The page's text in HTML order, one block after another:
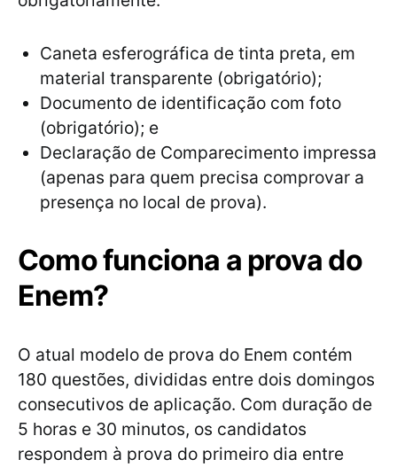
Caneta esferográfica de tinta preta, em
material transparente (obrigatório);
Documento de identificação com foto
(obrigatório); e
Declaração de Comparecimento impressa
(apenas para quem precisa comprovar a
presença no local de prova).
Como funciona a prova do
Enem?
O atual modelo de prova do Enem contém
180 questões, divididas entre dois domingos
consecutivos de aplicação. Com duração de
5 horas e 30 minutos, os candidatos
respondem à prova do primeiro dia entre